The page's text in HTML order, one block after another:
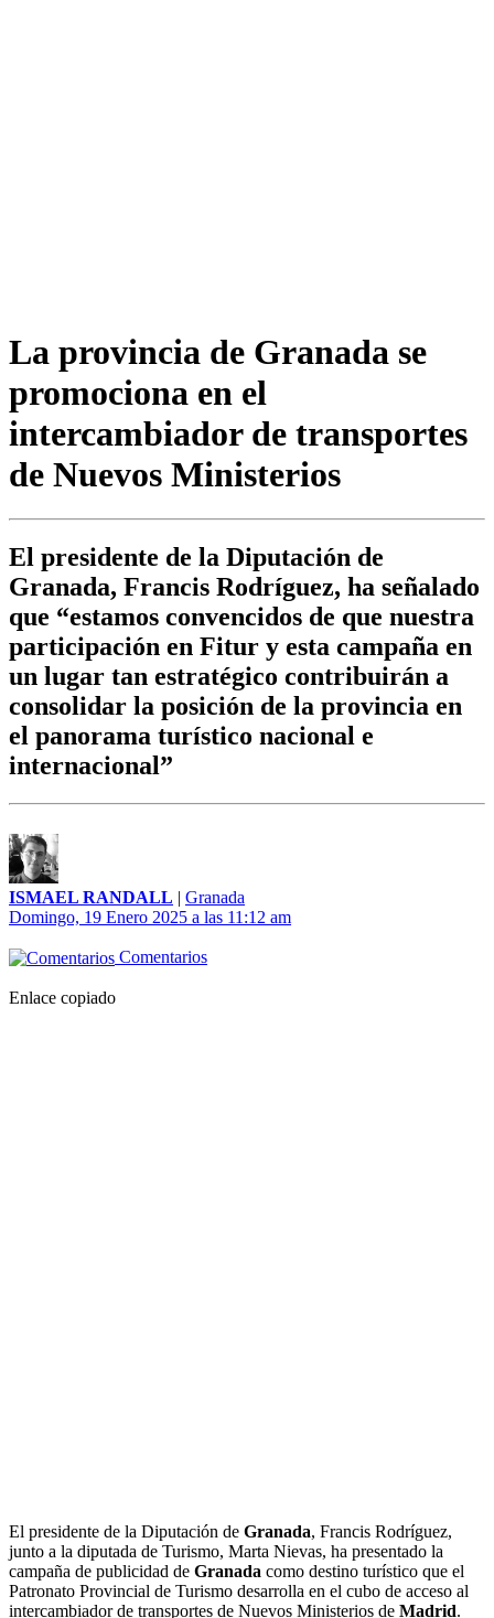
La provincia de Granada se
promociona en el
intercambiador de transportes
de Nuevos Ministerios
El presidente de la Diputación de
Granada, Francis Rodríguez, ha señalado
que “estamos convencidos de que nuestra
participación en Fitur y esta campaña en
un lugar tan estratégico contribuirán a
consolidar la posición de la provincia en
el panorama turístico nacional e
internacional”
ISMAEL RANDALL | Granada
Domingo, 19 Enero 2025 a las 11:12 am
Comentarios
Enlace copiado
El presidente de la Diputación de Granada, Francis Rodríguez,
junto a la diputada de Turismo, Marta Nievas, ha presentado la
campaña de publicidad de Granada como destino turístico que el
Patronato Provincial de Turismo desarrolla en el cubo de acceso al
intercambiador de transportes de Nuevos Ministerios de Madrid.